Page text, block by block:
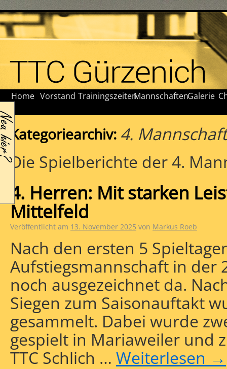
Home Vorstand TrainingszeitenMannschaftenGalerie
Kategoriearchiv: 4. Mannschaft
Die Spielberichte der 4.
4. Herren: Mit starken
Mittelfeld
Veröffentlicht am 13. November 2025 von Markus Roeb
Nach den ersten 5
Aufstiegsmannschaft in der
noch ausgezeichnet da.
Siegen zum Saisonauftakt
gesammelt. Dabei wurde
gespielt in Mariaweiler und
TTC Schlich … Weiterlesen →